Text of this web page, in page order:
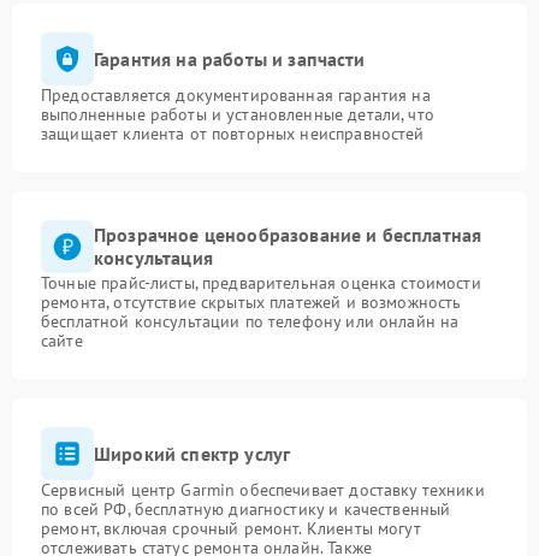
Гарантия на работы и запчасти
Предоставляется документированная гарантия на
выполненные работы и установленные детали, что
защищает клиента от повторных неисправностей
Прозрачное ценообразование и бесплатная
консультация
Точные прайс-листы, предварительная оценка стоимости
ремонта, отсутствие скрытых платежей и возможность
бесплатной консультации по телефону или онлайн на
сайте
Широкий спектр услуг
Сервисный центр Garmin обеспечивает доставку техники
по всей РФ, бесплатную диагностику и качественный
ремонт, включая срочный ремонт. Клиенты могут
отслеживать статус ремонта онлайн. Также